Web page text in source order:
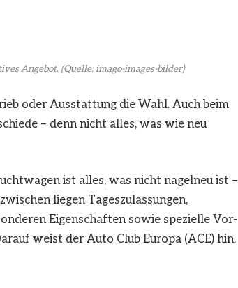
Angebot. (Quelle: imago-images-bilder)
oder Ausstattung die Wahl. Auch beim
– denn nicht alles, was wie neu
ist alles, was nicht nagelneu ist –
liegen Tageszulassungen,
Eigenschaften sowie spezielle Vor-
weist der Auto Club Europa (ACE) hin.